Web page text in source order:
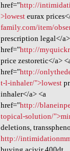
href="http://
>lowesteurax
family.com/item/
prescription legal</
href="http://
price zestoretic</a>
href="http://
t-l-inhaler/">lowest
inhaler</a> <a
href="http://
topical-solution/
deletions,
http://